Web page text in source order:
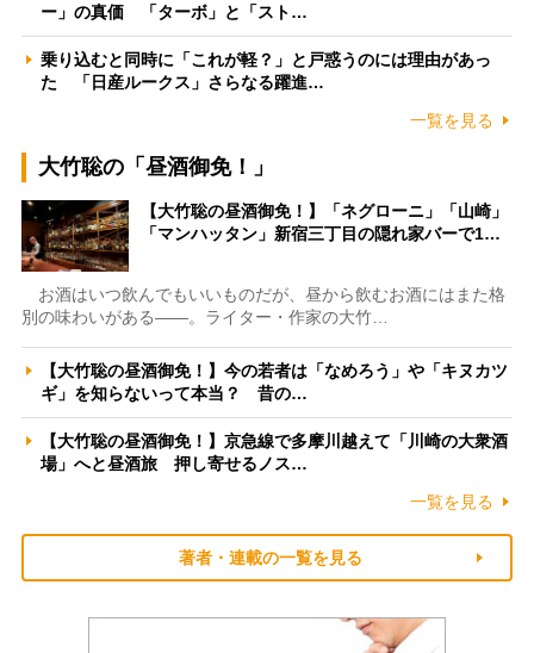
ー」の真価 「ターボ」と「スト…
乗り込むと同時に「これが軽？」と戸惑うのには理由があっ
た 「日産ルークス」さらなる躍進…
一覧を見る
大竹聡の「昼酒御免！」
【大竹聡の昼酒御免！】「ネグローニ」「山崎」
「マンハッタン」新宿三丁目の隠れ家バーで1…
お酒はいつ飲んでもいいものだが、昼から飲むお酒にはまた格
別の味わいがある――。ライター・作家の大竹…
【大竹聡の昼酒御免！】今の若者は「なめろう」や「キヌカツ
ギ」を知らないって本当？ 昔の…
【大竹聡の昼酒御免！】京急線で多摩川越えて「川崎の大衆酒
場」へと昼酒旅 押し寄せるノス…
一覧を見る
著者・連載の一覧を見る